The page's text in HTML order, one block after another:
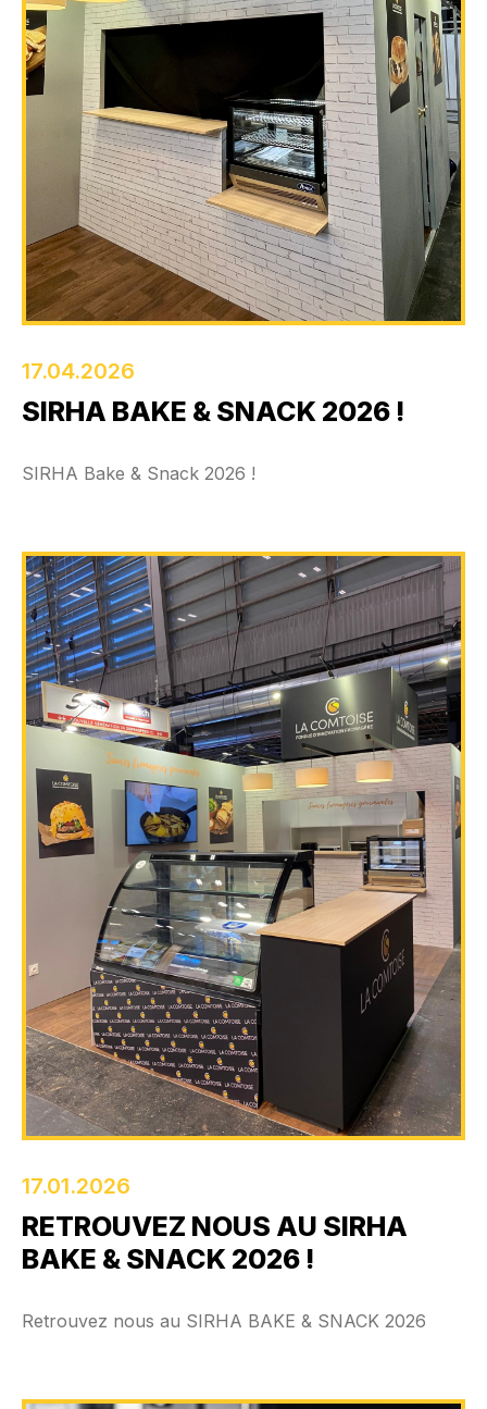
17.04.2026
SIRHA BAKE & SNACK 2026 !
SIRHA Bake & Snack 2026 !
17.01.2026
RETROUVEZ NOUS AU SIRHA
BAKE & SNACK 2026 !
Retrouvez nous au SIRHA BAKE & SNACK 2026